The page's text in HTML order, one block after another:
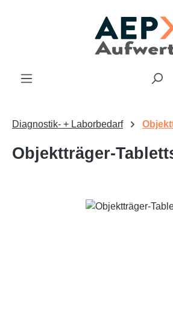
Diagnostik- + Laborbedarf
Objektträger-
Bildergalerie überspringen